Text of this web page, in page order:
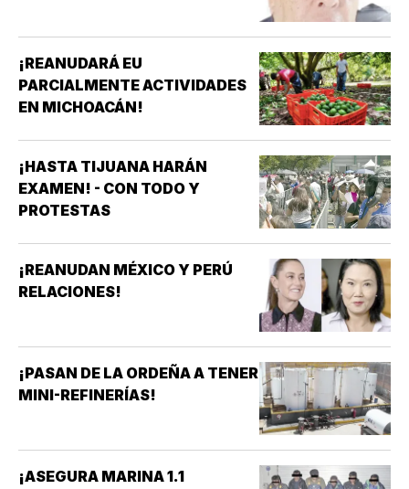
¡REANUDARÁ EU
PARCIALMENTE ACTIVIDADES
EN MICHOACÁN!
¡HASTA TIJUANA HARÁN
EXAMEN! - CON TODO Y
PROTESTAS
¡REANUDAN MÉXICO Y PERÚ
RELACIONES!
¡PASAN DE LA ORDEÑA A TENER
MINI-REFINERÍAS!
¡ASEGURA MARINA 1.1